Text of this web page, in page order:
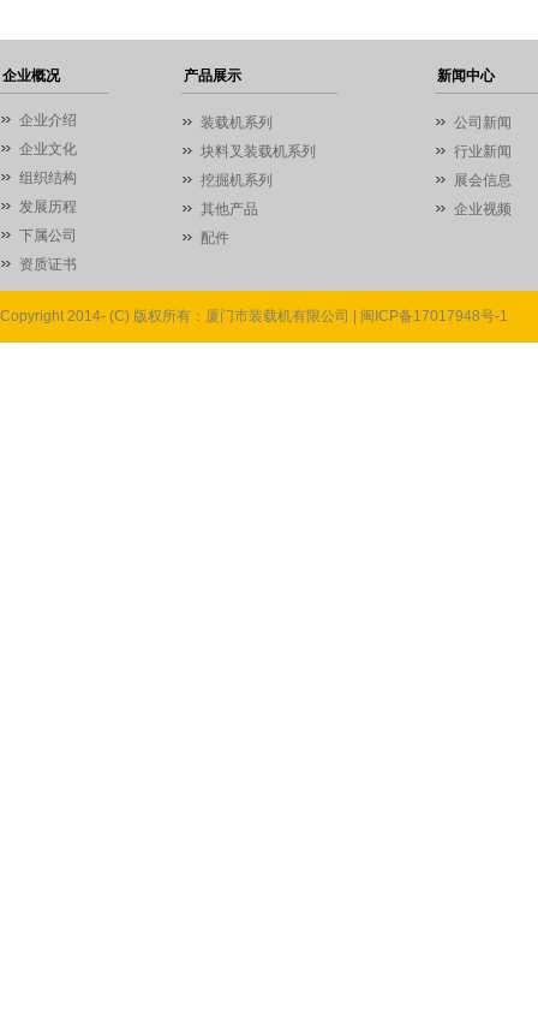
企业概况
企业介绍
企业文化
组织结构
发展历程
下属公司
资质证书
产品展示
装载机系列
块料叉装载机系列
挖掘机系列
其他产品
配件
新闻中心
公司新闻
行业新闻
展会信息
企业视频
Copyright 2014- (C) 版权所有：厦门市装载机有限公司 | 闽ICP备17017948号-1